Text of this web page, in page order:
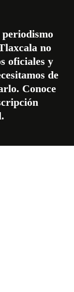
periodismo
no
oficiales y
de
Conoce
.